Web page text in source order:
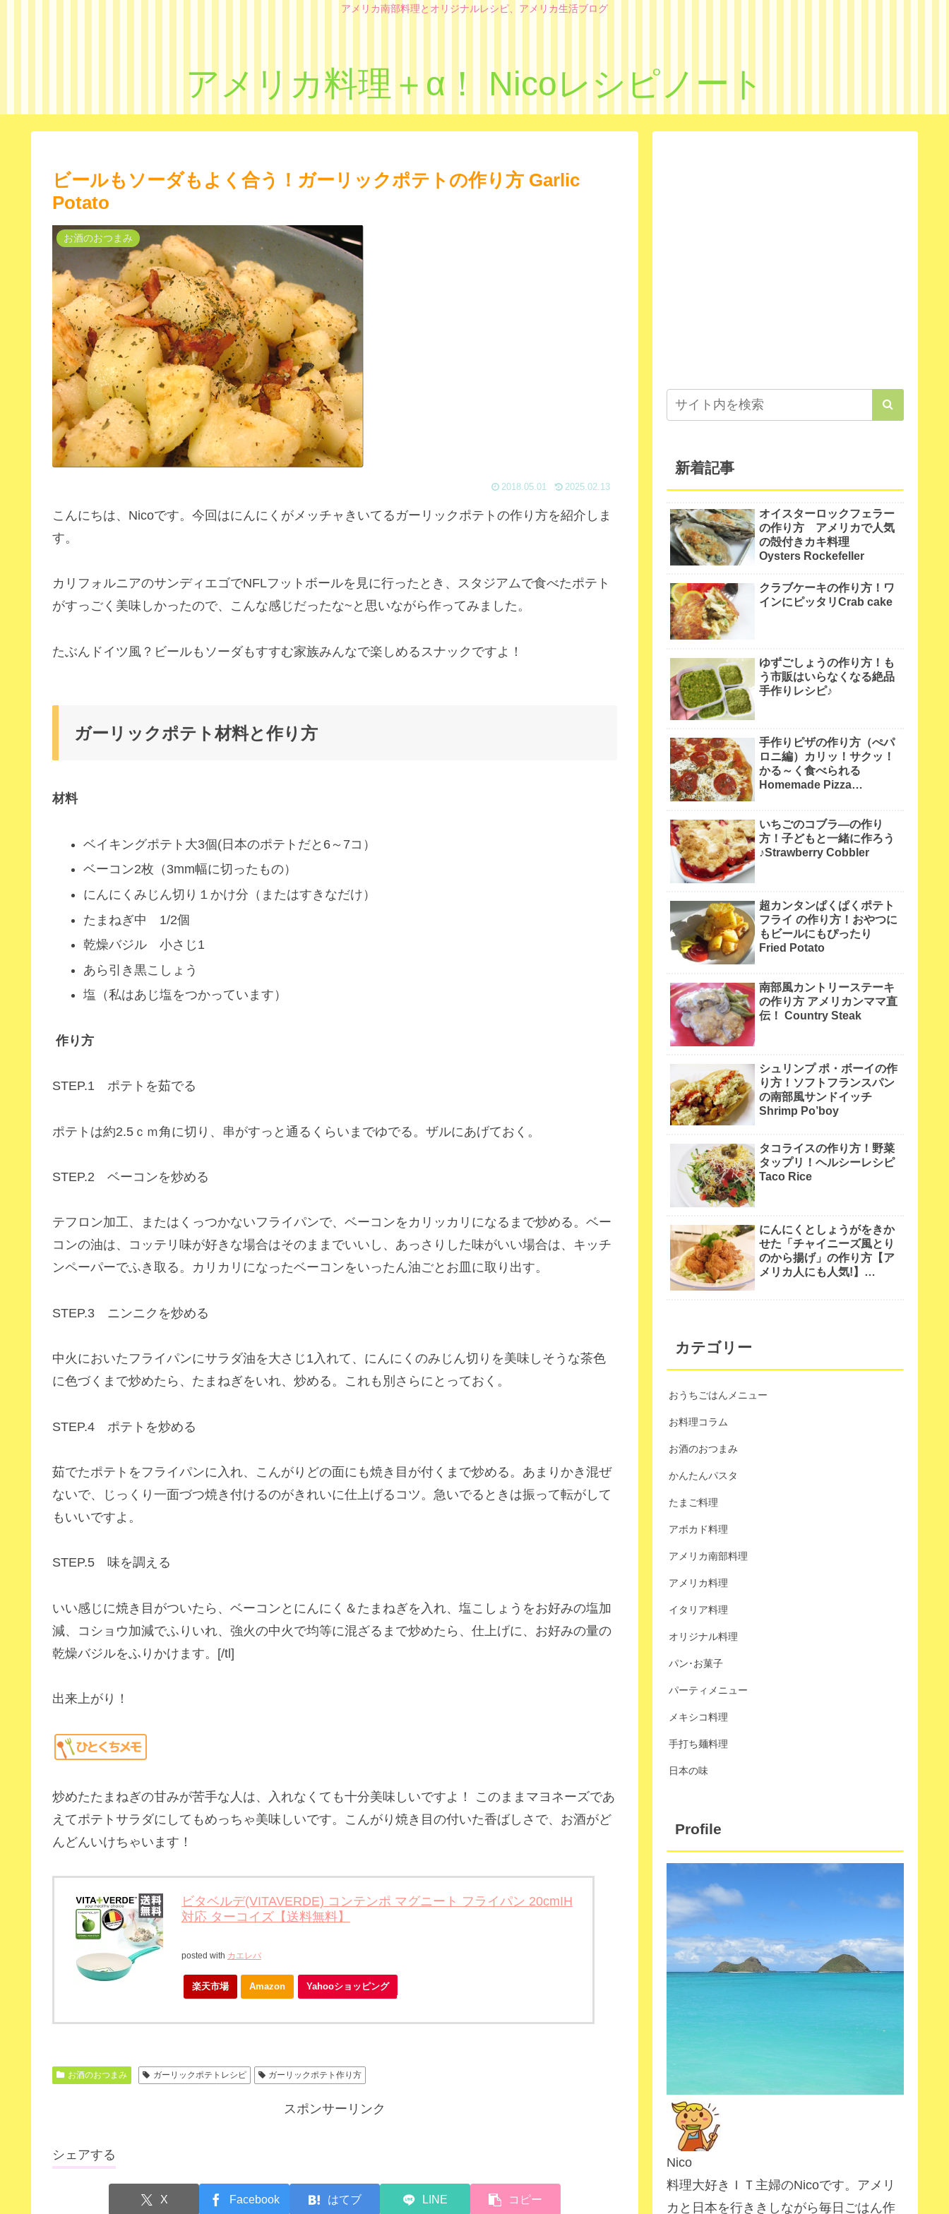
アメリカ南部料理とオリジナルレシピ、アメリカ生活ブログ
アメリカ料理＋α！ Nicoレシピノート
ビールもソーダもよく合う！ガーリックポテトの作り方 Garlic
Potato
お酒のおつまみ
2018.05.01 2025.02.13
こんにちは、Nicoです。今回はにんにくがメッチャきいてるガーリックポテトの作り方を紹介しま
す。
カリフォルニアのサンディエゴでNFLフットボールを見に行ったとき、スタジアムで食べたポテト
がすっごく美味しかったので、こんな感じだったな~と思いながら作ってみました。
たぶんドイツ風？ビールもソーダもすすむ家族みんなで楽しめるスナックですよ！
ガーリックポテト材料と作り方
材料
ベイキングポテト大3個(日本のポテトだと6～7コ）
ベーコン2枚（3mm幅に切ったもの）
にんにくみじん切り１かけ分（またはすきなだけ）
たまねぎ中 1/2個
乾燥バジル 小さじ1
あら引き黒こしょう
塩（私はあじ塩をつかっています）
作り方
STEP.1 ポテトを茹でる
ポテトは約2.5ｃｍ角に切り、串がすっと通るくらいまでゆでる。ザルにあげておく。
STEP.2 ベーコンを炒める
テフロン加工、またはくっつかないフライパンで、ベーコンをカリッカリになるまで炒める。ベー
コンの油は、コッテリ味が好きな場合はそのままでいいし、あっさりした味がいい場合は、キッチ
ンペーパーでふき取る。カリカリになったベーコンをいったん油ごとお皿に取り出す。
STEP.3 ニンニクを炒める
中火においたフライパンにサラダ油を大さじ1入れて、にんにくのみじん切りを美味しそうな茶色
に色づくまで炒めたら、たまねぎをいれ、炒める。これも別さらにとっておく。
STEP.4 ポテトを炒める
茹でたポテトをフライパンに入れ、こんがりどの面にも焼き目が付くまで炒める。あまりかき混ぜ
ないで、じっくり一面づつ焼き付けるのがきれいに仕上げるコツ。急いでるときは振って転がして
もいいですよ。
STEP.5 味を調える
いい感じに焼き目がついたら、ベーコンとにんにく＆たまねぎを入れ、塩こしょうをお好みの塩加
減、コショウ加減でふりいれ、強火の中火で均等に混ざるまで炒めたら、仕上げに、お好みの量の
乾燥バジルをふりかけます。[/tl]
出来上がり！
炒めたたまねぎの甘みが苦手な人は、入れなくても十分美味しいですよ！ このままマヨネーズであ
えてポテトサラダにしてもめっちゃ美味しいです。こんがり焼き目の付いた香ばしさで、お酒がど
んどんいけちゃいます！
ビタベルデ(VITAVERDE) コンテンポ マグニート フライパン 20cmIH
対応 ターコイズ【送料無料】
posted with カエレバ
楽天市場 Amazon Yahooショッピング
お酒のおつまみ ガーリックポテトレシピ ガーリックポテト作り方
スポンサーリンク
シェアする
X Facebook はてブ LINE コピー
新着記事
オイスターロックフェラー
の作り方 アメリカで人気
の殻付きカキ料理
Oysters Rockefeller
クラブケーキの作り方！ワ
インにピッタリCrab cake
ゆずごしょうの作り方！も
う市販はいらなくなる絶品
手作りレシピ♪
手作りピザの作り方（ぺパ
ロニ編）カリッ！サクッ！
かる～く食べられる
Homemade Pizza
いちごのコブラ―の作り
方！子どもと一緒に作ろう
♪Strawberry Cobbler
超カンタンぱくぱくポテト
フライ の作り方！おやつに
もビールにもぴったり
Fried Potato
南部風カントリーステーキ
の作り方 アメリカンママ直
伝！ Country Steak
シュリンプ ポ・ボーイの作
り方！ソフトフランスパン
の南部風サンドイッチ
Shrimp Po’boy
タコライスの作り方！野菜
タップリ！ヘルシーレシピ
Taco Rice
にんにくとしょうがをきか
せた「チャイニーズ風とり
のから揚げ」の作り方【ア
メリカ人にも人気!】
カテゴリー
おうちごはんメニュー
お料理コラム
お酒のおつまみ
かんたんパスタ
たまご料理
アボカド料理
アメリカ南部料理
アメリカ料理
イタリア料理
オリジナル料理
パン･お菓子
パーティメニュー
メキシコ料理
手打ち麺料理
日本の味
Profile
Nico
料理大好きＩＴ主婦のNicoです。アメリ
カと日本を行ききしながら毎日ごはん作